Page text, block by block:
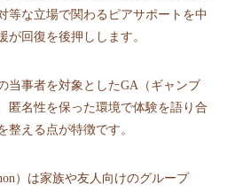
等な立場で関わるピアサポートを中
が回復を後押しします。
当事者を対象としたGA（ギャンブ
匿名性を保った環境で体験を語り合
整える点が特徴です。
）は家族や友人向けのグループ